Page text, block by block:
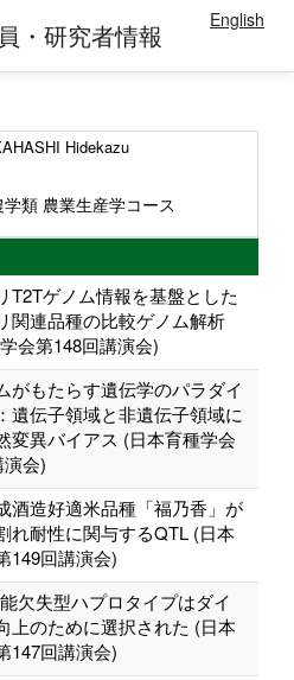
・研究者情報 English
Hidekazu
類 農業生産学コース
T2Tゲノム情報を基盤とした
関連品種の比較ゲノム解析
会第148回講演会)
がもたらす遺伝学のパラダイ
遺伝子領域と非遺伝子領域に
変異バイアス (日本育種学会
会)
酒造好適米品種「福乃香」が
れ耐性に関与するQTL (日本
149回講演会)
欠失型ハプロタイプはダイ
上のために選択された (日本
147回講演会)